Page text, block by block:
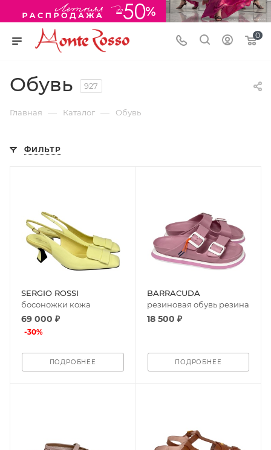
0
Обувь 927
Главная — Каталог — Обувь
ФИЛЬТР
SERGIO ROSSI
босоножки кожа
69 000 ₽
-30%
ПОДРОБНЕЕ
BARRACUDA
резиновая обувь резина
18 500 ₽
ПОДРОБНЕЕ